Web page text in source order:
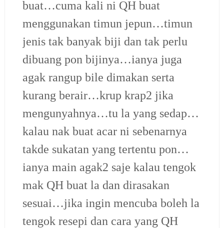
buat…cuma kali ni QH buat
menggunakan timun jepun…timun
jenis tak banyak biji dan tak perlu
dibuang pon bijinya…ianya juga
agak rangup bile dimakan serta
kurang berair…krup krap2 jika
mengunyahnya…tu la yang sedap…
kalau nak buat acar ni sebenarnya
takde sukatan yang tertentu pon…
ianya main agak2 saje kalau tengok
mak QH buat la dan dirasakan
sesuai…jika ingin mencuba boleh la
tengok resepi dan cara yang QH